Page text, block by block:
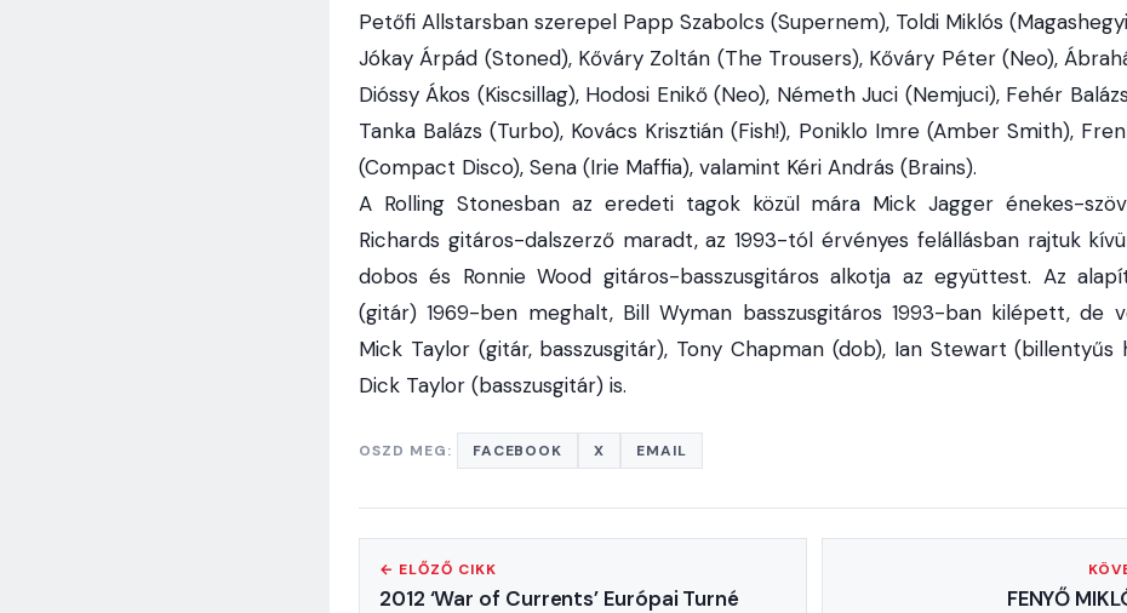
Petőfi Allstarsban szerepel Papp Szabolcs (Supernem), Toldi Miklós
Jókay Árpád (Stoned), Kőváry Zoltán (The Trousers), Kőváry Péter (Neo),
Dióssy Ákos (Kiscsillag), Hodosi Enikő (Neo), Németh Juci (Nemjuci), Fehér
Tanka Balázs (Turbo), Kovács Krisztián (Fish!), Poniklo Imre (Amber Smith),
(Compact Disco), Sena (Irie Maffia), valamint Kéri András (Brains).
A Rolling Stonesban az eredeti tagok közül mára Mick Jagger énekes-
Richards gitáros-dalszerző maradt, az 1993-tól érvényes felállásban rajtuk
dobos és Ronnie Wood gitáros-basszusgitáros alkotja az együttest. Az
(gitár) 1969-ben meghalt, Bill Wyman basszusgitáros 1993-ban kilépett, de
Mick Taylor (gitár, basszusgitár), Tony Chapman (dob), Ian Stewart (billentyűs
Dick Taylor (basszusgitár) is.
OSZD MEG: FACEBOOK X EMAIL
← ELŐZŐ CIKK
2012 ‘War of Currents’ Európai Turné FENYŐ